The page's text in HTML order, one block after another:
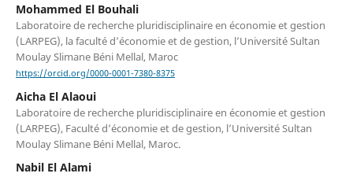
Mohammed El Bouhali
Laboratoire de recherche pluridisciplinaire en économie et gestion
(LARPEG), la faculté d’économie et de gestion, l’Université Sultan
Moulay Slimane Béni Mellal, Maroc
https://orcid.org/0000-0001-7380-8375
Aicha El Alaoui
Laboratoire de recherche pluridisciplinaire en économie et gestion
(LARPEG), Faculté d’économie et de gestion, l’Université Sultan
Moulay Slimane Béni Mellal, Maroc.
Nabil El Alami